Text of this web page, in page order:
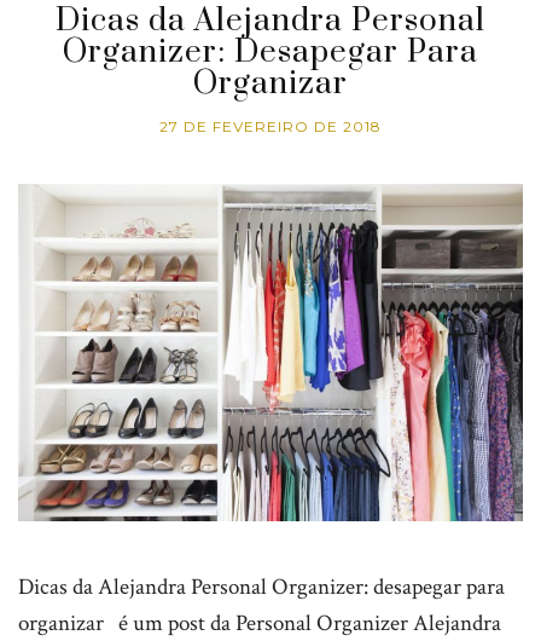
Dicas da Alejandra Personal
Organizer: Desapegar Para
Organizar
27 DE FEVEREIRO DE 2018
Dicas da Alejandra Personal Organizer: desapegar para
organizar é um post da Personal Organizer Alejandra